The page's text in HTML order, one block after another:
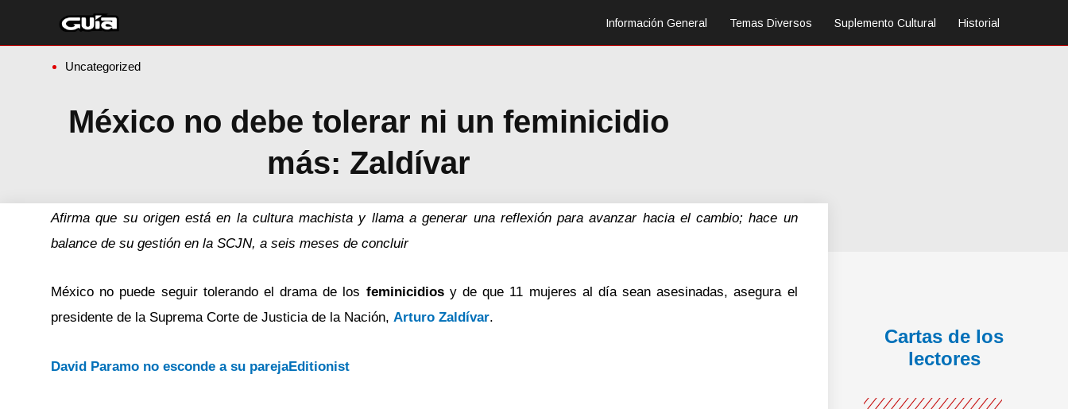
contenido
Información General Temas Diversos Suplemento Cultural Historial
Uncategorized
México no debe tolerar ni un feminicidio
más: Zaldívar
Afirma que su origen está en la cultura machista y llama a generar una reflexión para avanzar hacia el cambio; hace un
balance de su gestión en la SCJN, a seis meses de concluir
México no puede seguir tolerando el drama de los feminicidiosy de que 11 mujeres al día sean asesinadas, asegura el
presidente de la Suprema Corte de Justicia de la Nación, Arturo Zaldívar.
David Paramo no esconde a su parejaEditionist
Cartas de los
lectores